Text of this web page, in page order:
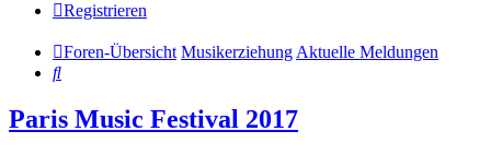
Registrieren
Foren-Übersicht MusikerziehungAktuelle Meldungen
Suche
Paris Music Festival 2017